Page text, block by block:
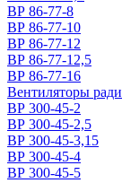
ВР 86-77-8
ВР 86-77-10
ВР 86-77-12
ВР 86-77-12,5
ВР 86-77-16
Вентиляторы
ВР 300-45-2
ВР 300-45-2,5
ВР 300-45-3,15
ВР 300-45-4
ВР 300-45-5